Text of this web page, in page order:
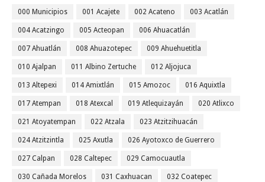
000 Municipios 001 Acajete 002 Acateno 003 Acatlán
004 Acatzingo 005 Acteopan 006 Ahuacatlán
007 Ahuatlán 008 Ahuazotepec 009 Ahuehuetitla
010 Ajalpan 011 Albino Zertuche 012 Aljojuca
013 Altepexi 014 Amixtlán 015 Amozoc 016 Aquixtla
017 Atempan 018 Atexcal 019 Atlequizayán 020 Atlixco
021 Atoyatempan 022 Atzala 023 Atzitzihuacán
024 Atzitzintla 025 Axutla 026 Ayotoxco de Guerrero
027 Calpan 028 Caltepec 029 Camocuautla
030 Cañada Morelos 031 Caxhuacan 032 Coatepec